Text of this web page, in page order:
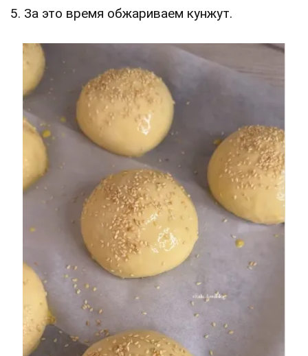
5. За это время обжариваем кунжут.